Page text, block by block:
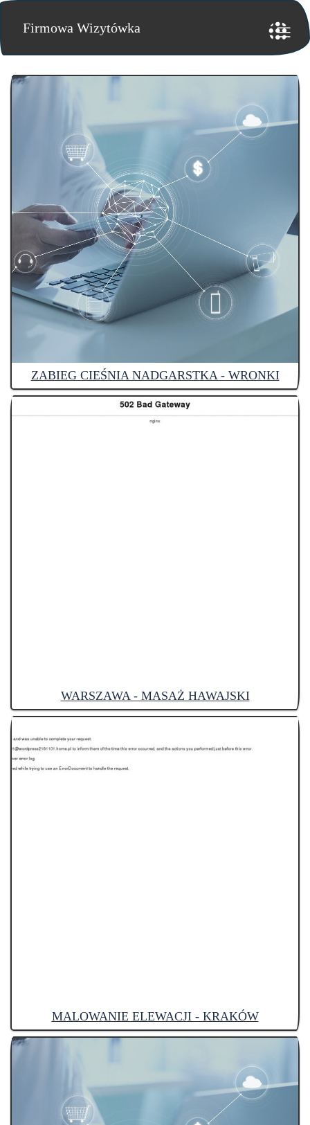
Firmowa Wizytówka
ZABIEG CIEŚNIA NADGARSTKA - WRONKI
WARSZAWA - MASAŻ HAWAJSKI
MALOWANIE ELEWACJI - KRAKÓW